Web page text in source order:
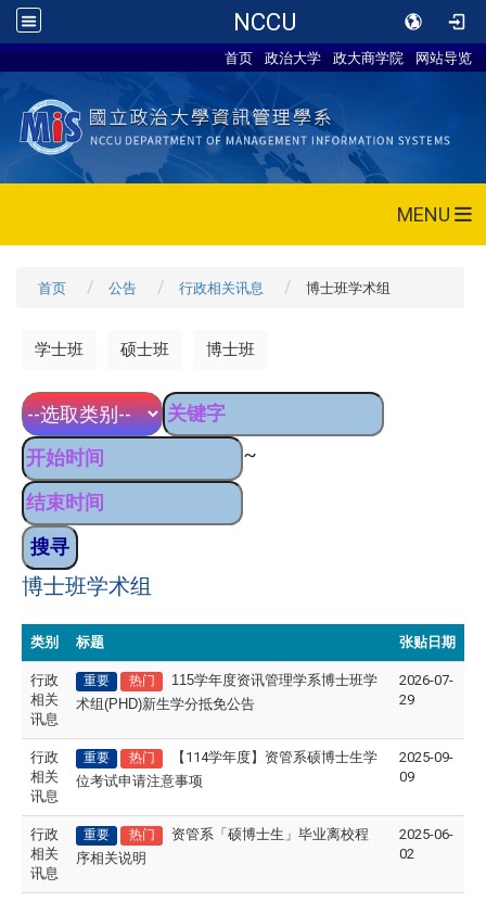
NCCU
首页 政治大学 政大商学院 网站导览
MENU
首页 公告 行政相关讯息 博士班学术组
学士班 硕士班 博士班
~
博士班学术组
类别 标题 张贴日期
行政
相关
讯息
重要 热门 115学年度资讯管理学系博士班学
术组(PHD)新生学分抵免公告
2026-07-
29
行政
相关
讯息
重要 热门
【114学年度】资管系硕博士生学
位考试申请注意事项
2025-09-
09
行政
相关
讯息
重要 热门
资管系「硕博士生」毕业离校程
序相关说明
2025-06-
02